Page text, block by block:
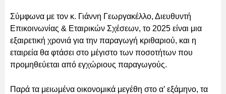
Σύμφωνα με τον κ. Γιάννη Γεωργακέλλο, Διευθυντή
Επικοινωνίας & Εταιρικών Σχέσεων, το 2025 είναι μια
εξαιρετική χρονιά για την παραγωγή κριθαριού, και η
εταιρεία θα φτάσει στο μέγιστο των ποσοτήτων που
προμηθεύεται από εγχώριους παραγωγούς.
Παρά τα μειωμένα οικονομικά μεγέθη στο α’ εξάμηνο, τα